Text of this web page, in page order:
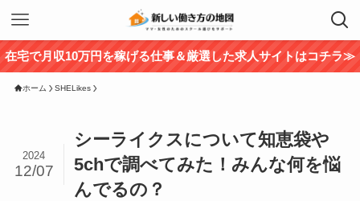
在宅で月収10万円を稼げる仕事＆厳選した求人サイトはコチラ≫
ホーム SHELikes
シーライクスについて知恵袋や
5chで調べてみた！みんな何を悩
んでるの？
2024
12/07